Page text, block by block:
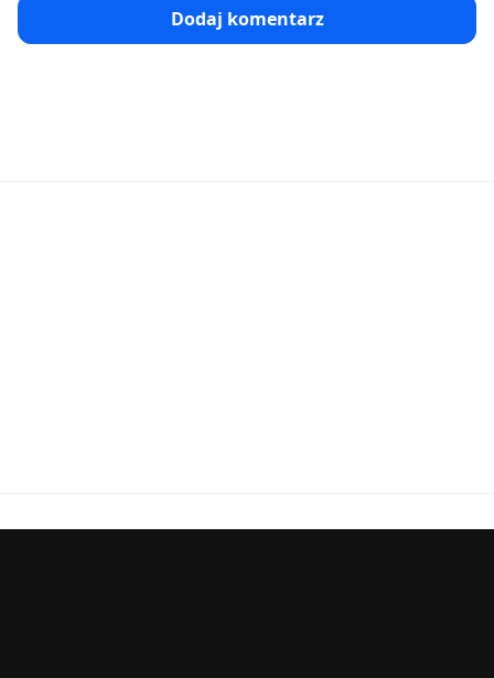
Dodaj komentarz